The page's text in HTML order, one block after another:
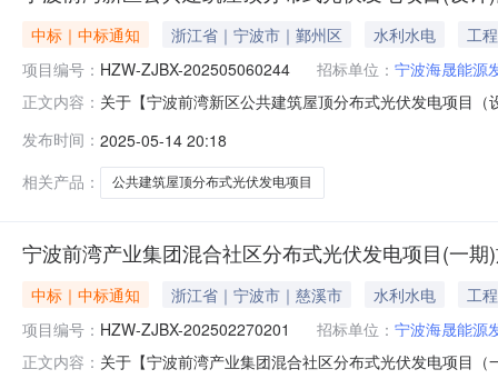
中标｜中标通知 浙江省｜宁波市｜鄞州区 水利水电
工程
项目编号： HZW-ZJBX-202505060244 招标单位： 宁波海晟能源
正文内容： 关于【宁波前湾新区公共建筑屋顶分布式光伏发电项目
万元采购项目名称：宁波前湾新区公共建筑屋顶分布式
发布时间： 2025-05-14 20:18
相关产品：
公共建筑屋顶分布式光伏发电项目
宁波前湾产业集团混合社区分布式光伏发电项目(一
中标｜中标通知 浙江省｜宁波市｜慈溪市 水利水电
工程
项目编号： HZW-ZJBX-202502270201 招标单位： 宁波海晟能源
正文内容： 关于【宁波前湾产业集团混合社区分布式光伏发电项目